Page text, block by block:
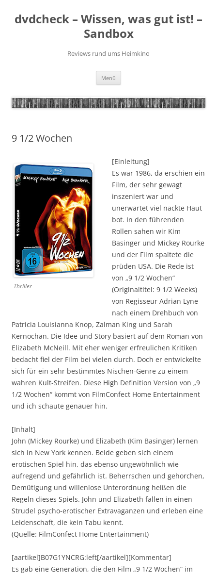
springen
dvdcheck – Wissen, was gut ist! –
Sandbox
Reviews rund ums Heimkino
Menü
9 1/2 Wochen
Thriller
[Einleitung]
Es war 1986, da erschien ein
Film, der sehr gewagt
inszeniert war und
unerwartet viel nackte Haut
bot. In den führenden
Rollen sahen wir Kim
Basinger und Mickey Rourke
und der Film spaltete die
prüden USA. Die Rede ist
von „9 1/2 Wochen“
(Originaltitel: 9 1/2 Weeks)
von Regisseur Adrian Lyne
nach einem Drehbuch von
Patricia Louisianna Knop, Zalman King und Sarah
Kernochan. Die Idee und Story basiert auf dem Roman von
Elizabeth McNeill. Mit eher weniger erfreulichen Kritiken
bedacht fiel der Film bei vielen durch. Doch er entwickelte
sich für ein sehr bestimmtes Nischen-Genre zu einem
wahren Kult-Streifen. Diese High Definition Version von „9
1/2 Wochen“ kommt von FilmConfect Home Entertainment
und ich schaute genauer hin.
[Inhalt]
John (Mickey Rourke) und Elizabeth (Kim Basinger) lernen
sich in New York kennen. Beide geben sich einem
erotischen Spiel hin, das ebenso ungewöhnlich wie
aufregend und gefährlich ist. Beherrschen und gehorchen,
Demütigung und willenlose Unterordnung heißen die
Regeln dieses Spiels. John und Elizabeth fallen in einen
Strudel psycho-erotischer Extravaganzen und erleben eine
Leidenschaft, die kein Tabu kennt.
(Quelle: FilmConfect Home Entertainment)
[aartikel]B07G1YNCRG:left[/aartikel][Kommentar]
Es gab eine Generation, die den Film „9 1/2 Wochen“ im